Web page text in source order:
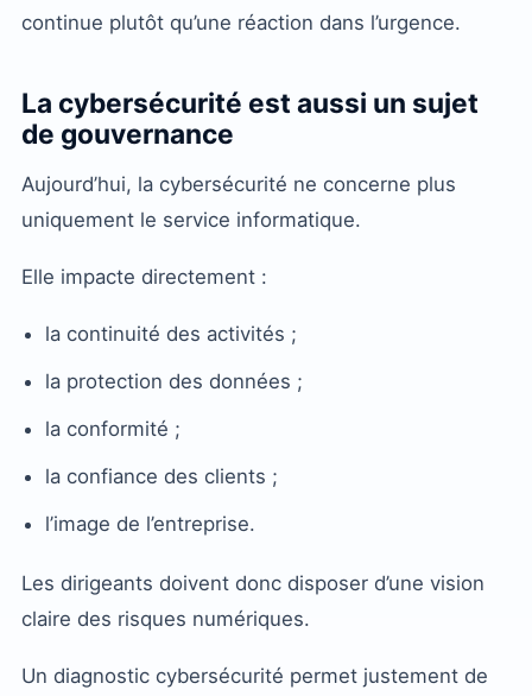
continue plutôt qu’une réaction dans l’urgence.
La cybersécurité est aussi un sujet
de gouvernance
Aujourd’hui, la cybersécurité ne concerne plus
uniquement le service informatique.
Elle impacte directement :
la continuité des activités ;
la protection des données ;
la conformité ;
la confiance des clients ;
l’image de l’entreprise.
Les dirigeants doivent donc disposer d’une vision
claire des risques numériques.
Un diagnostic cybersécurité permet justement de